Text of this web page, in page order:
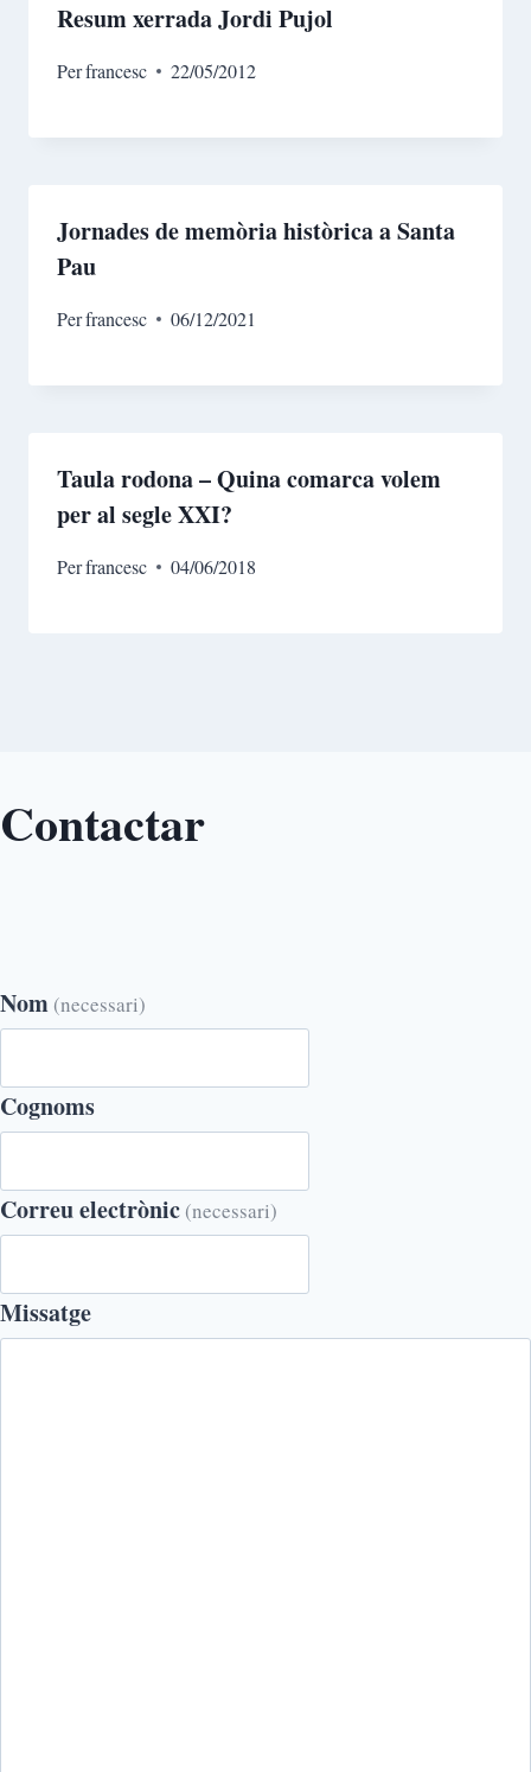
Resum xerrada Jordi Pujol
Perfrancesc 22/05/2012
Jornades de memòria històrica a Santa
Pau
Perfrancesc 06/12/2021
Taula rodona – Quina comarca volem
per al segle XXI?
Perfrancesc 04/06/2018
Contactar
Nom (necessari)
Cognoms
Correu electrònic (necessari)
Missatge